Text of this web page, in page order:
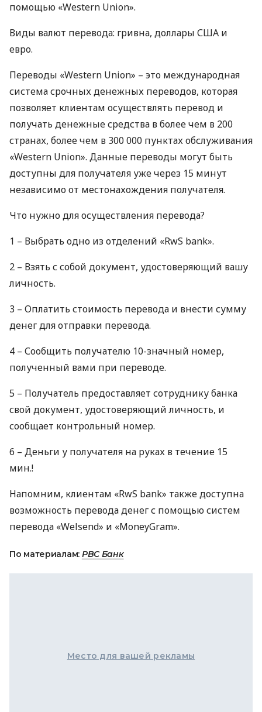
помощью «Western Union».
Виды валют перевода: гривна, доллары США и
евро.
Переводы «Western Union» – это международная
система срочных денежных переводов, которая
позволяет клиентам осуществлять перевод и
получать денежные средства в более чем в 200
странах, более чем в 300 000 пунктах обслуживания
«Western Union». Данные переводы могут быть
доступны для получателя уже через 15 минут
независимо от местонахождения получателя.
Что нужно для осуществления перевода?
1 – Выбрать одно из отделений «RwS bank».
2 – Взять с собой документ, удостоверяющий вашу
личность.
3 – Оплатить стоимость перевода и внести сумму
денег для отправки перевода.
4 – Сообщить получателю 10-значный номер,
полученный вами при переводе.
5 – Получатель предоставляет сотруднику банка
свой документ, удостоверяющий личность, и
сообщает контрольный номер.
6 – Деньги у получателя на руках в течение 15
мин.!
Напомним, клиентам «RwS bank» также доступна
возможность перевода денег с помощью систем
перевода «Welsend» и «MoneyGram».
По материалам: РВС Банк
Место для вашей рекламы